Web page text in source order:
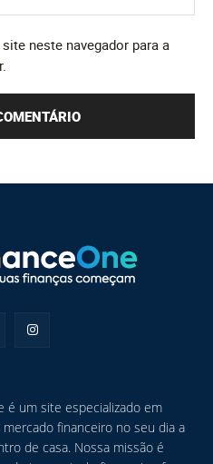
neste navegador para a
é um site especializado em
financeiro no seu dia a
de casa. Nossa missão é